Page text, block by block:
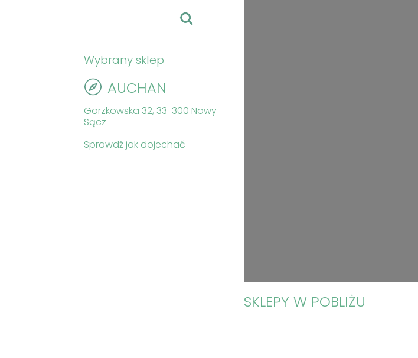
Wybrany sklep
AUCHAN
Gorzkowska 32, 33-300 Nowy
Sącz
Sprawdź jak dojechać
SKLEPY W POBLIŻU